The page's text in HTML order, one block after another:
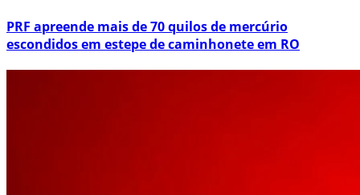
PRF apreende mais de 70 quilos de mercúrio
escondidos em estepe de caminhonete em RO